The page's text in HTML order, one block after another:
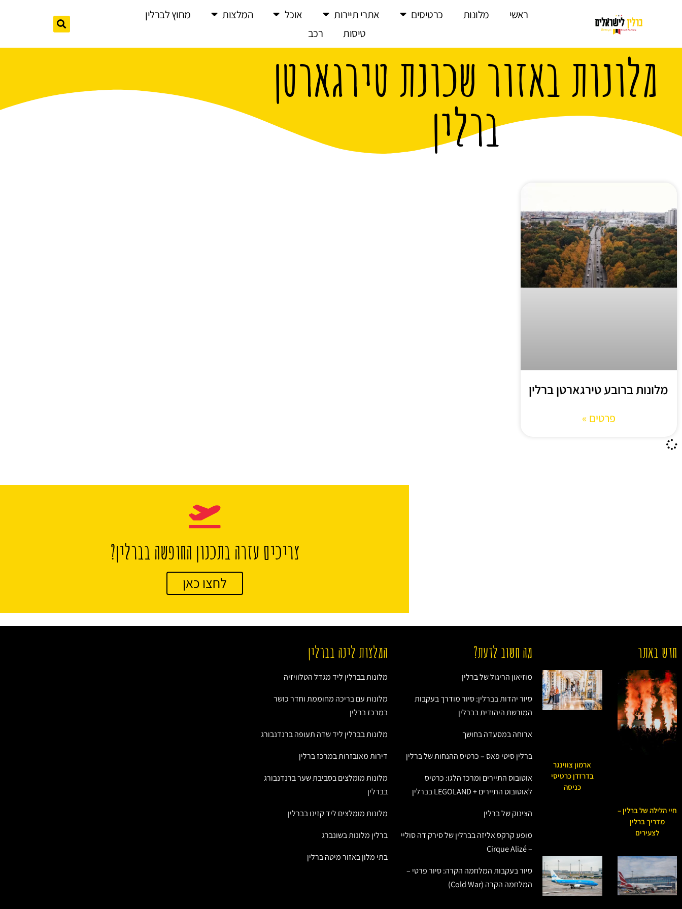
ראשי מלונות כרטיסים אתרי תיירות אוכל המלצות
מחוץ לברלין
טיסות
רכב
מלונות באזור שכונת טירגארטן
ברלין
מלונות ברובע טירגארטן ברלין
פרטים »
צריכים עזרה בתכנון החופשה בברלין?
לחצו כאן
חדש באתר
חיי הלילה של ברלין –
מדריך ברלין
לצעירים
ארמון צווינגר
בדרזדן כרטיסי
כניסה
מה חשוב לדעת?
מוזיאון הריגול של ברלין
סיור יהדות בברלין: סיור מודרך בעקבות
המורשת היהודית בברלין
ארוחה במסעדה בחושך
ברלין סיטי פאס – כרטיס ההנחות של ברלין
אוטובוס התיירים ומרכז הלגו: כרטיס
לאוטובוס התיירים + LEGOLAND בברלין
הצינוק של ברלין
מופע קרקס אליזה בברלין של סירק דה סוליי
– Cirque Alizé
סיור בעקבות המלחמה הקרה: סיור פרטי –
המלחמה הקרה (Cold War)
המלצות לינה בברלין
מלונות בברלין ליד מגדל הטלוויזיה
מלונות עם בריכה מחוממת וחדר כושר
במרכז ברלין
מלונות בברלין ליד שדה תעופה ברנדנבורג
דירות מאובזרות במרכז ברלין
מלונות מומלצים בסביבת שער ברנדנבורג
בברלין
מלונות מומלצים ליד קזינו בברלין
ברלין מלונות בשונברג
בתי מלון באזור מיטה ברלין